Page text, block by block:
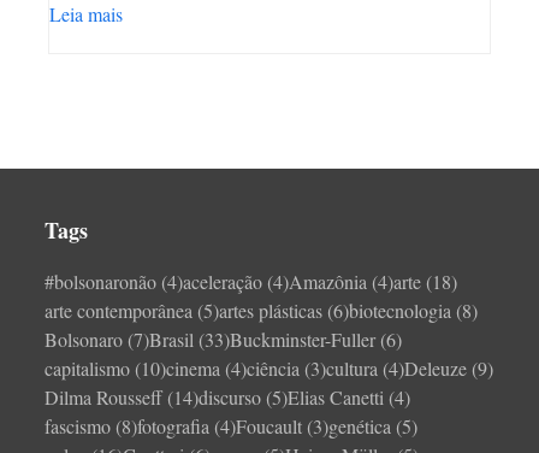
Leia mais
Tags
#bolsonaronão (4)aceleração (4)Amazônia (4)arte (18)
arte contemporânea (5)artes plásticas (6)biotecnologia (8)
Bolsonaro (7)Brasil (33)Buckminster-Fuller(6)
capitalismo (10)cinema (4)ciência (3)cultura (4)Deleuze (9)
Dilma Rousseff (14)discurso (5)Elias Canetti (4)
fascismo (8)fotografia (4)Foucault (3)genética (5)